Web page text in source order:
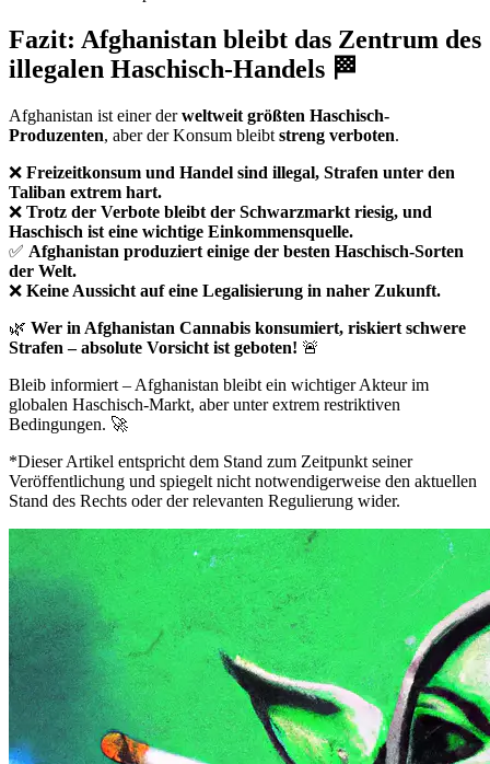
Fazit: Afghanistan bleibt das Zentrum des
illegalen Haschisch-Handels 🏁
Afghanistan ist einer derweltweit größten Haschisch-
Produzenten, aber der Konsum bleibt streng verboten.
❌ Freizeitkonsum und Handel sind illegal, Strafen unter den
Taliban extrem hart.
❌ Trotz der Verbote bleibt der Schwarzmarkt riesig, und
Haschisch ist eine wichtige Einkommensquelle.
✅ Afghanistan produziert einige der besten Haschisch-Sorten
der Welt.
❌ Keine Aussicht auf eine Legalisierung in naher Zukunft.
🌿 Wer in Afghanistan Cannabis konsumiert, riskiert schwere
Strafen – absolute Vorsicht ist geboten! 🚨
Bleib informiert – Afghanistan bleibt ein wichtiger Akteur im
globalen Haschisch-Markt, aber unter extrem restriktiven
Bedingungen. 🚀
*Dieser Artikel entspricht dem Stand zum Zeitpunkt seiner
Veröffentlichung und spiegelt nicht notwendigerweise den aktuellen
Stand des Rechts oder der relevanten Regulierung wider.